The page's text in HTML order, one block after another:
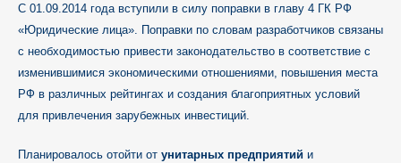
С 01.09.2014 года вступили в силу поправки в главу 4 ГК РФ
«Юридические лица». Поправки по словам разработчиков связаны
с необходимостью привести законодательство в соответствие с
изменившимися экономическими отношениями, повышения места
РФ в различных рейтингах и создания благоприятных условий
для привлечения зарубежных инвестиций.
Планировалось отойти от унитарных предприятий и